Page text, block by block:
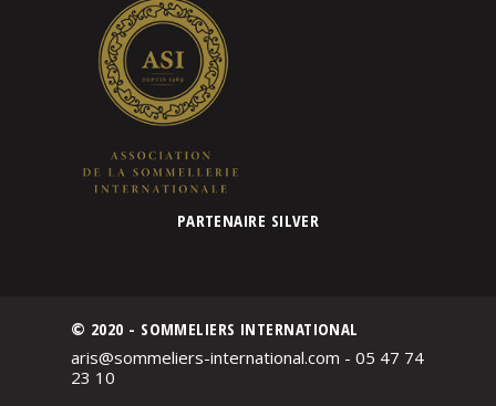
PARTENAIRE SILVER
© 2020 - SOMMELIERS INTERNATIONAL
aris@sommeliers-international.com - 05 47 74
23 10